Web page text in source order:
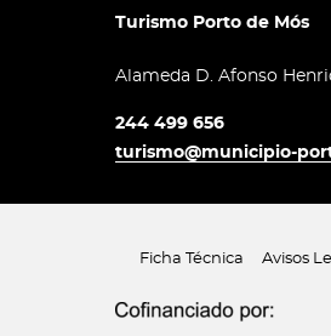
Turismo Porto de Mós
Alameda D. Afonso
244 499 656
turismo@municipio-
Ficha Técnica Avisos